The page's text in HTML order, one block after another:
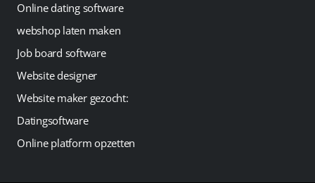
Online dating software
webshop laten maken
Job board software
Website designer
Website maker gezocht:
Datingsoftware
Online platform opzetten